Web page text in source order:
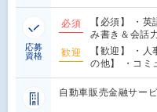
応募
資格
必須
【必須】 ・
み書き＆会話
歓迎
【歓迎】 ・
の他】 ・コミ
自動車販売金融サー